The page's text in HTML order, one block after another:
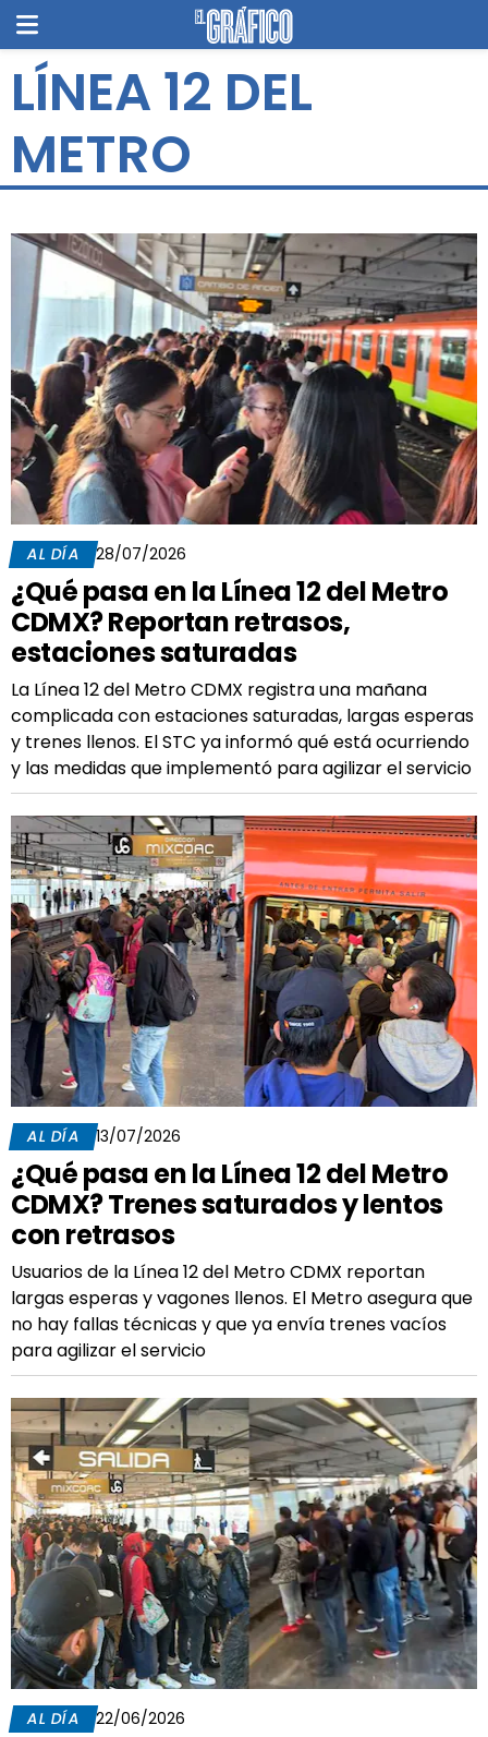
LÍNEA 12 DEL
METRO
AL DÍA 28/07/2026
¿Qué pasa en la Línea 12 del Metro
CDMX? Reportan retrasos,
estaciones saturadas
La Línea 12 del Metro CDMX registra una mañana
complicada con estaciones saturadas, largas esperas
y trenes llenos. El STC ya informó qué está ocurriendo
y las medidas que implementó para agilizar el servicio
AL DÍA 13/07/2026
¿Qué pasa en la Línea 12 del Metro
CDMX? Trenes saturados y lentos
con retrasos
Usuarios de la Línea 12 del Metro CDMX reportan
largas esperas y vagones llenos. El Metro asegura que
no hay fallas técnicas y que ya envía trenes vacíos
para agilizar el servicio
AL DÍA 22/06/2026